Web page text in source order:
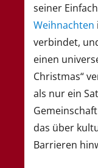
seiner
Weihnachten
verbindet,
einen
Christmas“
als nur ein
das über
Barrieren